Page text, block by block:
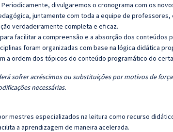
divulgaremos o cronograma com os
juntamente com toda a equipe de
verdadeiramente completa e eficaz.
facilitar a compreensão e a absorção dos conteúdos
foram organizadas com base na lógica didática
a ordem dos tópicos do conteúdo programático do
sofrer acréscimos ou substituições por motivos de
necessárias.
mestres especializados na leitura como recurso
a aprendizagem de maneira acelerada.